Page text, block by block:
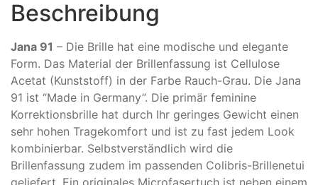
Beschreibung
Jana 91 – Die Brille hat eine modische und elegante
Form. Das Material der Brillenfassung ist Cellulose
Acetat (Kunststoff) in der Farbe Rauch-Grau. Die Jana
91 ist “Made in Germany”. Die primär feminine
Korrektionsbrille hat durch Ihr geringes Gewicht einen
sehr hohen Tragekomfort und ist zu fast jedem Look
kombinierbar. Selbstverständlich wird die
Brillenfassung zudem im passenden Colibris-Brillenetui